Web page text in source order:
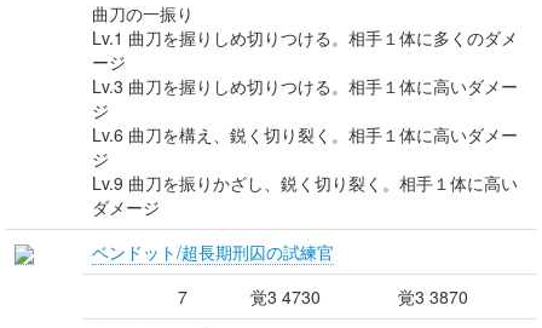
曲刀の一振り
Lv.1 曲刀を握りしめ切りつける。相手１体に多くのダメ
ージ
Lv.3 曲刀を握りしめ切りつける。相手１体に高いダメー
ジ
Lv.6 曲刀を構え、鋭く切り裂く。相手１体に高いダメー
ジ
Lv.9 曲刀を振りかざし、鋭く切り裂く。相手１体に高い
ダメージ
ベンドット/超長期刑囚の試練官
7
覚3 4730
覚3 3870